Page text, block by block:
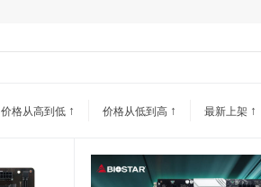
价格从高到低 ↑ 价格从低到高 ↑ 最新上架 ↑